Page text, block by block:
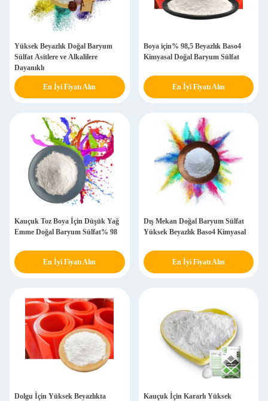
Yüksek Beyazlık Doğal Baryum
Sülfat Asitlere ve Alkalilere
Dayanıklı
En İyi Fiyatı Alın
Boya için% 98,5 Beyazlık Baso4
Kimyasal Doğal Baryum Sülfat
En İyi Fiyatı Alın
Kauçuk Toz Boya İçin Düşük Yağ
Emme Doğal Baryum Sülfat% 98
En İyi Fiyatı Alın
Dış Mekan Doğal Baryum Sülfat
Yüksek Beyazlık Baso4 Kimyasal
En İyi Fiyatı Alın
Dolgu İçin Yüksek Beyazlıkta
Kauçuk İçin Kararlı Yüksek